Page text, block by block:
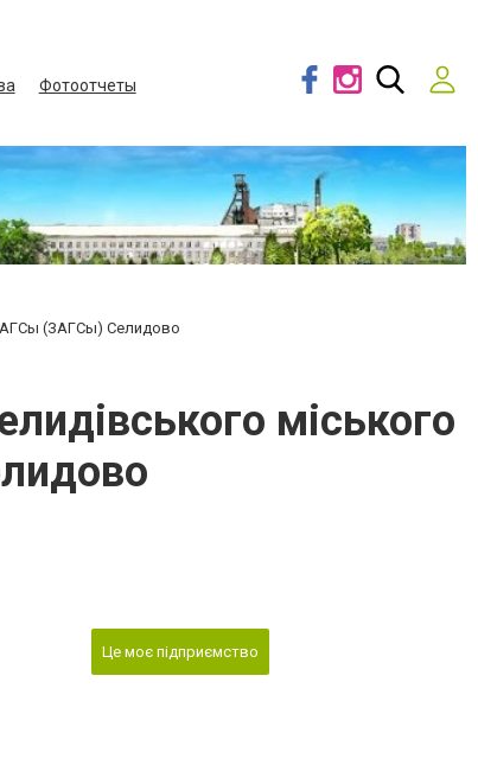
Фотоотчеты
РАГСы (ЗАГСы) Селидово
міського
Це моє підприємство